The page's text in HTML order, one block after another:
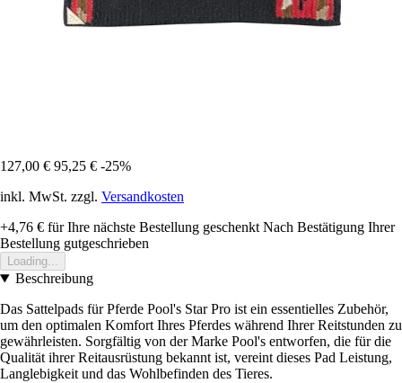
127,00 € 95,25 € -25%
inkl. MwSt. zzgl. Versandkosten
+4,76 € für Ihre nächste Bestellung geschenkt Nach Bestätigung Ihrer
Bestellung gutgeschrieben
Loading...
Beschreibung
Das Sattelpads für Pferde Pool's Star Pro ist ein essentielles Zubehör,
um den optimalen Komfort Ihres Pferdes während Ihrer Reitstunden zu
gewährleisten. Sorgfältig von der Marke Pool's entworfen, die für die
Qualität ihrer Reitausrüstung bekannt ist, vereint dieses Pad Leistung,
Langlebigkeit und das Wohlbefinden des Tieres.